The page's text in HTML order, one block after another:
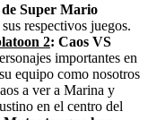
Super Mario
respectivos juegos.
2: Caos VS
importantes en
equipo como nosotros
a ver a Marina y
en el centro del